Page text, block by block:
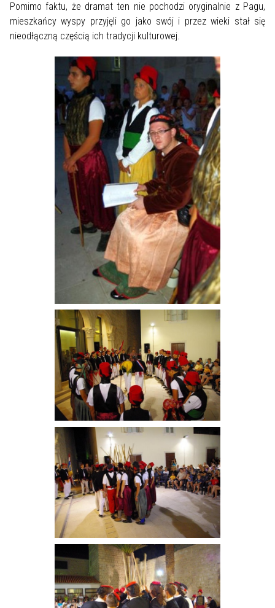
Pomimo faktu, że dramat ten nie pochodzi oryginalnie z Pagu,
mieszkańcy wyspy przyjęli go jako swój i przez wieki stał się
nieodłączną częścią ich tradycji kulturowej.